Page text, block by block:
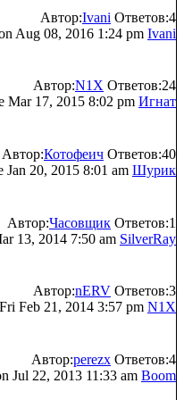
Автор:Ivani Ответов:4
Aug 08, 2016 1:24 pm Ivani
Автор:N1X Ответов:24
Mar 17, 2015 8:02 pm Игнат
Автор:Котофеич Ответов:40
20, 2015 8:01 am Шурик
Автор:Часовщик Ответов:1
13, 2014 7:50 am SilverRay
Автор:nERV Ответов:3
Feb 21, 2014 3:57 pm N1X
Автор:perezx Ответов:4
Jul 22, 2013 11:33 am Boom